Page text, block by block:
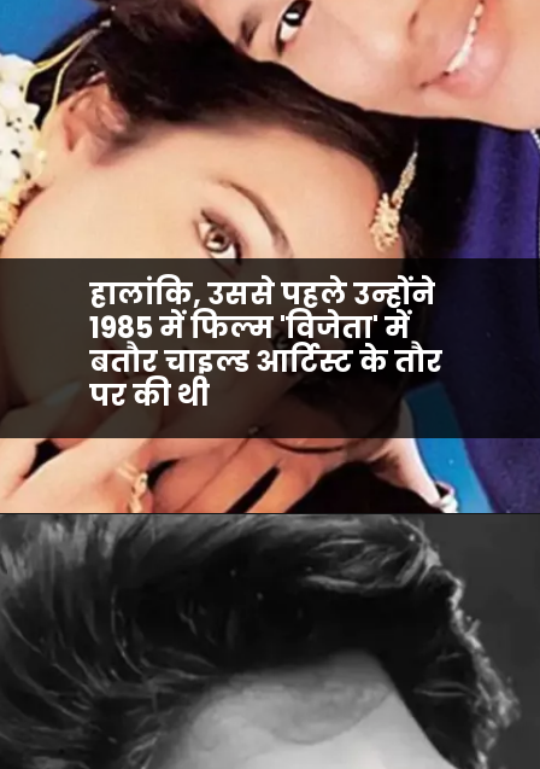
हालांकि, उससे पहले उन्होंने
1985 में फिल्म 'विजेता' में
बतौर चाइल्ड आर्टिस्ट के तौर
पर की थी